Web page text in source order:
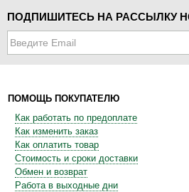
ПОДПИШИТЕСЬ НА РАССЫЛКУ
ПОМОЩЬ ПОКУПАТЕЛЮ
Как работать по предоплате
Как изменить заказ
Как оплатить товар
Стоимость и сроки доставки
Обмен и возврат
Работа в выходные дни